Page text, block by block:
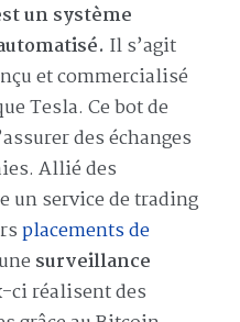
un système
Il s’agit
et commercialisé
Tesla. Ce bot de
des échanges
Allié des
un service de trading
placements de
surveillance
ci réalisent des